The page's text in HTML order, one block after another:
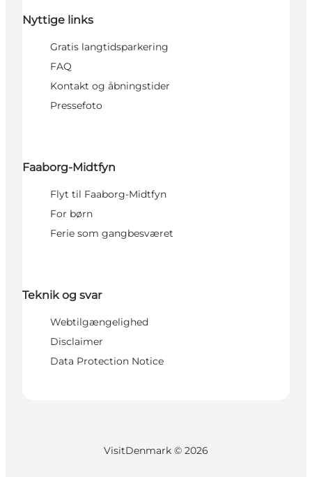
Nyttige links
Gratis langtidsparkering
FAQ
Kontakt og åbningstider
Pressefoto
Faaborg-Midtfyn
Flyt til Faaborg-Midtfyn
For børn
Ferie som gangbesværet
Teknik og svar
Webtilgængelighed
Disclaimer
Data Protection Notice
VisitDenmark © 2026